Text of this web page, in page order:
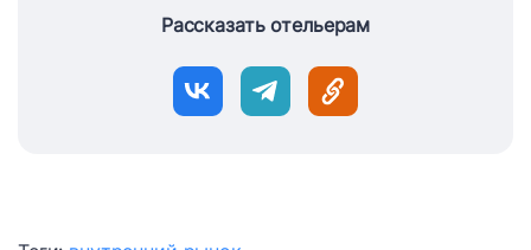
Рассказать отельерам